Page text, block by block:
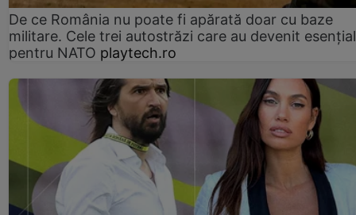
De ce România nu poate fi apărată doar cu baze
militare. Cele trei autostrăzi care au devenit
pentru NATO playtech.ro